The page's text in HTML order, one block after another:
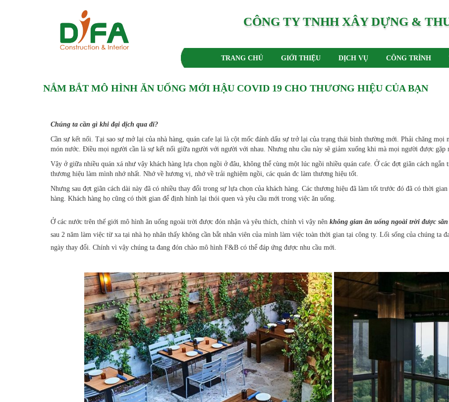
CÔNG TY TNHH XÂY DỰNG &
TRANG CHỦ GIỚI THIỆU DỊCH VỤ CÔNG TRÌNH
NẮM BẮT MÔ HÌNH ĂN UỐNG MỚI HẬU COVID 19 CHO THƯƠNG HIỆU CỦA BẠN
Chúng ta cần gì khi đại dịch qua đi?
Cần sự kết nối. Tại sao sự mở lại của nhà hàng, quán cafe lại là cột mốc đánh dấu sự trở lại của trạng thái bình thường mới. Phải chăng
món nước. Điều mọi người cần là sự kết nối giữa người với người với nhau. Nhưng nhu cầu này sẽ giảm xuống khi mà mọi người được gặp
Vậy ở giữa nhiều quán xá như vậy khách hàng lựa chọn ngồi ở đâu, không thể cùng một lúc ngồi nhiều quán cafe. Ở các đợt giãn cách
thương hiệu làm mình nhớ nhất. Nhớ về hương vị, nhớ về trải nghiệm ngồi, các quán đc làm thương hiệu tốt.
Nhưng sau đợt giãn cách dài này đã có nhiều thay đổi trong sự lựa chọn của khách hàng. Các thương hiệu đã làm tốt trước đó đã có thời
hàng. Khách hàng họ cũng có thời gian để định hình lại thói quen và yêu cầu mới trong việc ăn uống.
Ở các nước trên thế giới mô hình ăn uống ngoài trời được đón nhận và yêu thích, chính vì vậy nên không gian ăn uống ngoài trời được săn
sau 2 năm làm việc từ xa tại nhà họ nhân thấy không cần bắt nhân viên của mình làm việc toàn thời gian tại công ty. Lối sống của chúng
ngày thay đổi. Chính vì vậy chúng ta đang đón chào mô hình F&B có thể đáp ứng được nhu cầu mới.